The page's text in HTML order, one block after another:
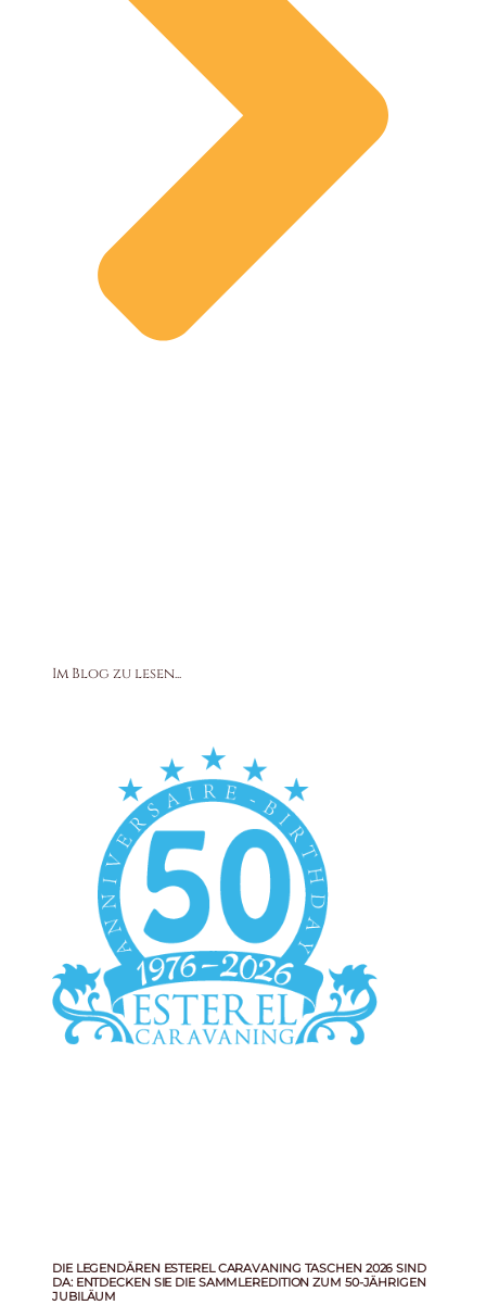
Im Blog zu lesen...
DIE LEGENDÄREN ESTEREL CARAVANING TASCHEN 2026 SIND
DA: ENTDECKEN SIE DIE SAMMLEREDITION ZUM 50-JÄHRIGEN
JUBILÄUM